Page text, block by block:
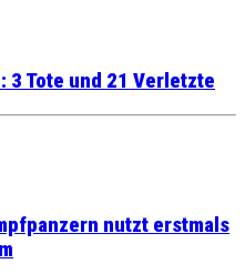
3 Tote und 21 Verletzte
nutzt erstmals